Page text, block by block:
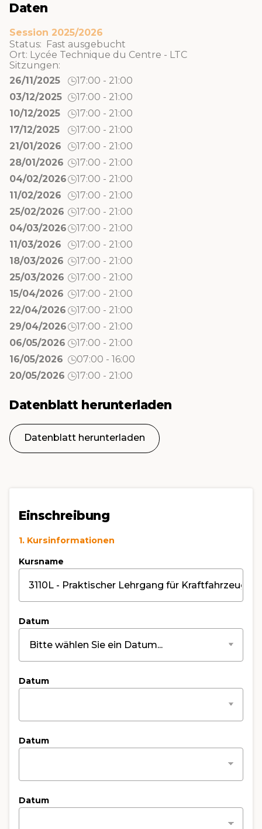
Daten
Session 2025/2026
Status: Fast ausgebucht
Ort: Lycée Technique du Centre - LTC
Sitzungen:
26/11/2025
17:00 - 21:00
03/12/2025
17:00 - 21:00
10/12/2025
17:00 - 21:00
17/12/2025
17:00 - 21:00
21/01/2026
17:00 - 21:00
28/01/2026
17:00 - 21:00
04/02/2026
17:00 - 21:00
11/02/2026
17:00 - 21:00
25/02/2026
17:00 - 21:00
04/03/2026
17:00 - 21:00
11/03/2026
17:00 - 21:00
18/03/2026
17:00 - 21:00
25/03/2026
17:00 - 21:00
15/04/2026
17:00 - 21:00
22/04/2026
17:00 - 21:00
29/04/2026
17:00 - 21:00
06/05/2026
17:00 - 21:00
16/05/2026
07:00 - 16:00
20/05/2026
17:00 - 21:00
Datenblatt herunterladen
Datenblatt herunterladen
Einschreibung
1. Kursinformationen
Kursname
Datum
Datum
Datum
Datum